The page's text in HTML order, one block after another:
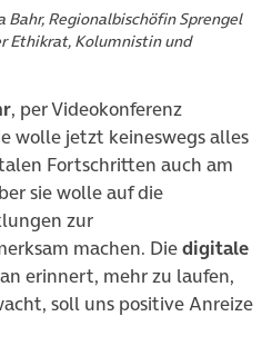
Bahr, Regionalbischöfin Sprengel
Ethikrat, Kolumnistin und
, per Videokonferenz
wolle jetzt keineswegs alles
Fortschritten auch am
sie wolle auf die
zur
machen. Diedigitale
erinnert, mehr zu laufen,
soll uns positive Anreize